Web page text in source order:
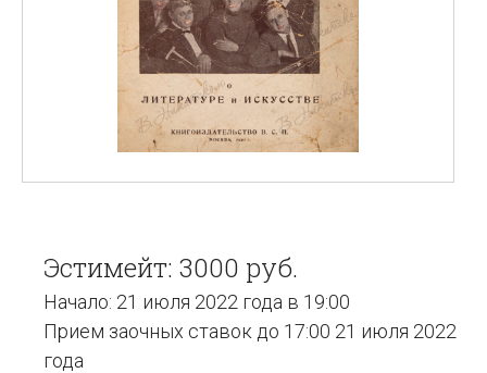
Эстимейт: 3000 руб.
Начало: 21 июля 2022 года в 19:00
Прием заочных ставок до 17:00 21 июля 2022
года